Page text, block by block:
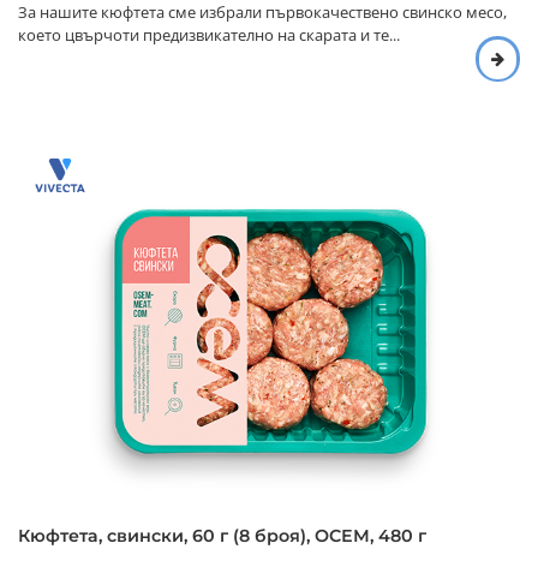
За нашите кюфтета сме избрали първокачествено свинско месо,
което цвърчоти предизвикателно на скарата и те...
Кюфтета, свински, 60 г (8 броя), ОСЕМ, 480 г